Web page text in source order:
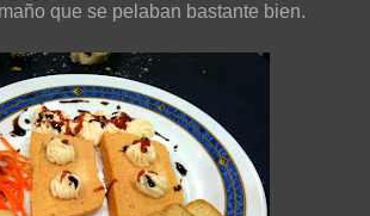
que se pelaban bastante bien.